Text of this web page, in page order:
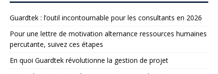
Guardtek : l’outil incontournable pour les consultants en 2026
Pour une lettre de motivation alternance ressources humaines
percutante, suivez ces étapes
En quoi Guardtek révolutionne la gestion de projet